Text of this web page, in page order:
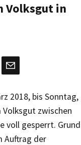
Volksgut in
2018, bis Sonntag,
Volksgut zwischen
voll gesperrt. Grund
Auftrag der